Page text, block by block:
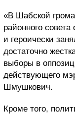
«В Шабской
районного
и героически
достаточно
выборы в
действующего
Шмушкович.
Кроме того,